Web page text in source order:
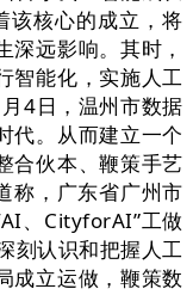
该核心的成立，将
远影响。其时，
智能化，实施人工
4日，温州市数据
代。从而建立一个
合伙本、鞭策手艺
称，广东省广州市
、CityforAI”工做
刻认识和把握人工
成立运做，鞭策数